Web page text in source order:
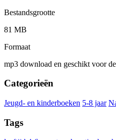
Bestandsgrootte
81 MB
Formaat
mp3 download en geschikt voor
Categorieën
Jeugd- en kinderboeken 5-8 jaar
Tags